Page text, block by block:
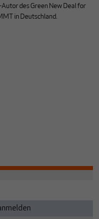
des Green New Deal for
in Deutschland.